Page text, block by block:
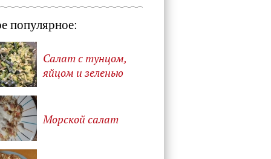
популярное:
Салат с тунцом,
яйцом и зеленью
Морской салат